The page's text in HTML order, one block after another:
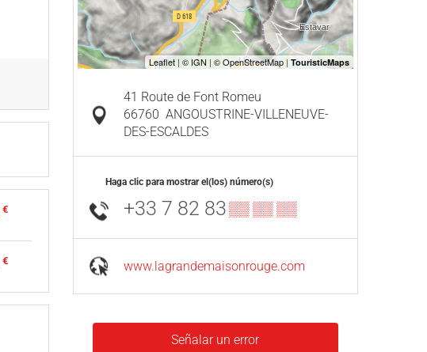
€
€
41 Route de Font Romeu
66760 ANGOUSTRINE-VILLENEUVE-
DES-ESCALDES
Haga clic para mostrar el(los) número(s)
+33 7 82 83▒▒ ▒▒ ▒▒
www.lagrandemaisonrouge.com
Señalar un error